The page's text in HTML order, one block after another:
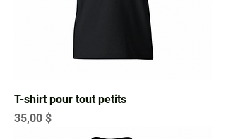
T-shirt pour tout petits
Prix
35,00 $